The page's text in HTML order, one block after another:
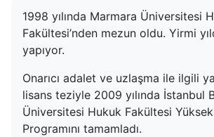
1998 yılında Marmara Üniversitesi
Fakültesi’nden mezun oldu. Yirmi
yapıyor.
Onarıcı adalet ve uzlaşma ile ilgili
lisans teziyle 2009 yılında İstanbul
Üniversitesi Hukuk Fakültesi
Programını tamamladı.